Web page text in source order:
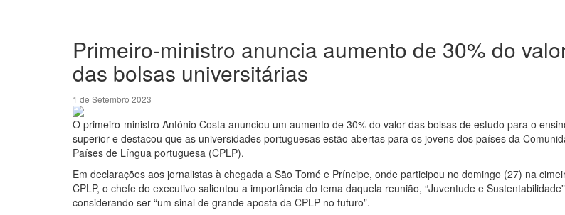
Primeiro-ministro anuncia aumento de 30% do
das bolsas universitárias
1 de Setembro 2023
O primeiro-ministro António Costa anunciou um aumento de 30% do valor das bolsas de estudo para o
superior e destacou que as universidades portuguesas estão abertas para os jovens dos países da
Países de Língua portuguesa (CPLP).
Em declarações aos jornalistas à chegada a São Tomé e Príncipe, onde participou no domingo (27) na
CPLP, o chefe do executivo salientou a importância do tema daquela reunião, “Juventude e
considerando ser “um sinal de grande aposta da CPLP no futuro”.